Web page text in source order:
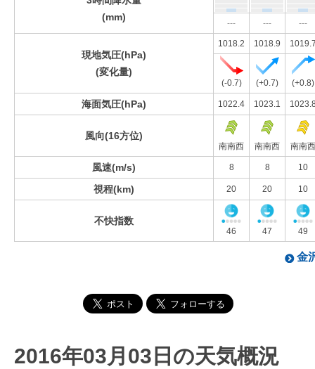
(mm)
--- --- ---
現地気圧(hPa)
(変化量)
1018.2 1018.9
(-0.7) (+0.7) (+0.8)
海面気圧(hPa) 1022.4 1023.1
風向(16方位)
南南西 南南西 南南西
風速(m/s) 8 8 10
視程(km) 20 20 10
不快指数
46 47 49
金
2016年03月03日の天気概況